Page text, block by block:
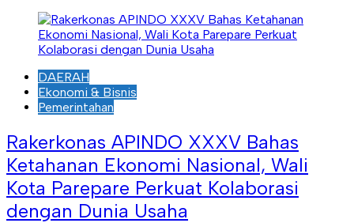
DAERAH
Ekonomi & Bisnis
Pemerintahan
Rakerkonas APINDO XXXV Bahas
Ketahanan Ekonomi Nasional, Wali
Kota Parepare Perkuat Kolaborasi
dengan Dunia Usaha